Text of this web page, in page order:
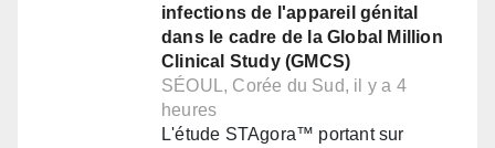
infections de l'appareil génital
dans le cadre de la Global Million
Clinical Study (GMCS)
SÉOUL, Corée du Sud, il y a 4
heures
L'étude STAgora™ portant sur